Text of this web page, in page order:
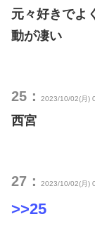
元々好きでよ
動が凄い
25： 2023/10/02(月)
西宮
27： 2023/10/02(月)
>>25